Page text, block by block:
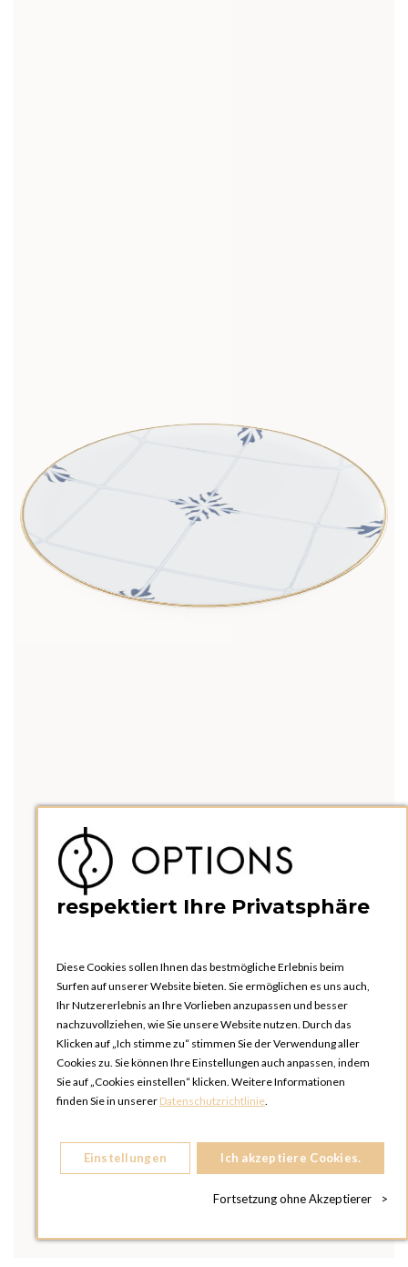
respektiert Ihre Privatsphäre
Diese Cookies sollen Ihnen das bestmögliche Erlebnis beim
Surfen auf unserer Website bieten. Sie ermöglichen es uns auch,
Ihr Nutzererlebnis an Ihre Vorlieben anzupassen und besser
nachzuvollziehen, wie Sie unsere Website nutzen. Durch das
Klicken auf „Ich stimme zu“ stimmen Sie der Verwendung aller
Cookies zu. Sie können Ihre Einstellungen auch anpassen, indem
Sie auf „Cookies einstellen“ klicken. Weitere Informationen
finden Sie in unserer Datenschutzrichtlinie.
Einstellungen Ich akzeptiere Cookies.
Fortsetzung ohne Akzeptierer >